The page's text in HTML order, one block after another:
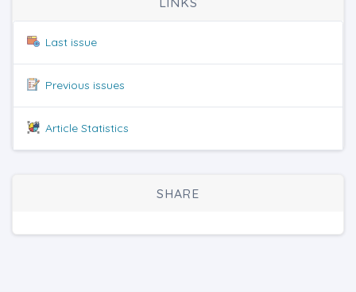
Last issue
Previous issues
Article Statistics
SHARE